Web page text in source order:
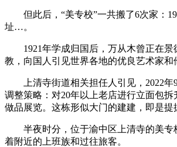
但此后，“美专校”一共搬了6次家：
址…。
1921年学成归国后，万从木曾正在景
教，向国人引见世界各地的优良艺术家和
上清寺街道相关担任人引见，2022年9
调整策略：对20年以上老店进行立面包
做品展览。这栋形似大门的建建，即是提
半夜时分，位于渝中区上清寺的美专
着附近的上班族和过往旅客。